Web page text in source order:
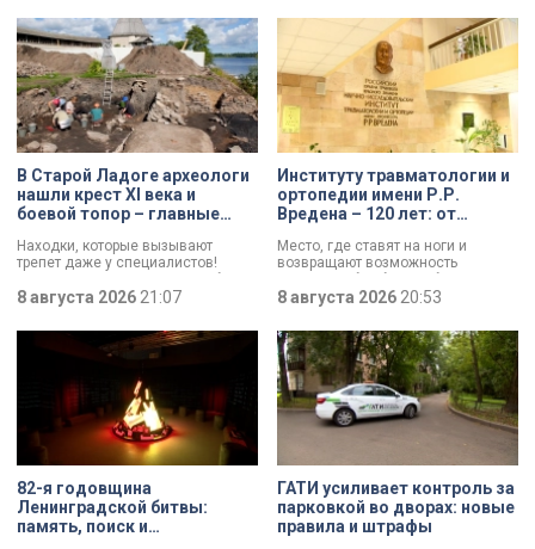
В Старой Ладоге археологи
нашли крест XI века и
боевой топор – главные
Находки, которые вызывают
трепет даже у специалистов!
тысячи лет и боевой топор – вот
экспедиции в Старой Ладоге в
8 августа 2026 21:07
Институту травматологии и
ортопедии имени Р.Р.
Вредена – 120 лет: от
до передового
медицинского центра
Место, где ставят на ноги и
возвращают возможность
отмечает Институт травматологии
8 августа 2026 20:53
82-я годовщина
Ленинградской битвы:
память, поиск и
ГАТИ усиливает контроль за
парковкой во дворах: новые
правила и штрафы